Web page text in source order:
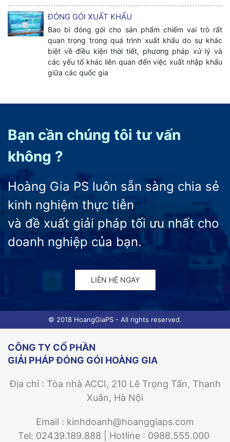
ĐÓNG GÓI XUẤT KHẨU
Bao bì đóng gói cho sản phẩm chiếm vai trò rất
quan trọng trong quá trình xuất khẩu do sự khác
biệt về điều kiện thời tiết, phương pháp xử lý và
các yếu tố khác liên quan đến việc xuất nhập khẩu
giữa các quốc gia
Bạn cần chúng tôi tư vấn
không ?
Hoàng Gia PS luôn sẵn sàng chia sẻ
kinh nghiệm thực tiễn
và đề xuất giải pháp tối ưu nhất cho
doanh nghiệp của bạn.
LIÊN HỆ NGAY
© 2018 HoangGiaPS - All rights reserved.
CÔNG TY CỔ PHẦN
GIẢI PHÁP ĐÓNG GÓI HOÀNG GIA
Địa chỉ : Tòa nhà ACCI, 210 Lê Trọng Tấn, Thanh
Xuân, Hà Nội
Email : kinhdoanh@hoanggiaps.com
Tel: 02439.189.888 | Hotline : 0988.555.000